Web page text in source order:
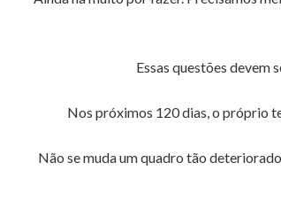
Essas questões devem
Nos próximos 120 dias, o próprio
Não se muda um quadro tão